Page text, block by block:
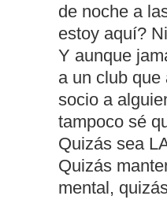
de noche a
estoy aquí?
Y aunque
a un club que
socio a
tampoco sé
Quizás sea
Quizás
mental,